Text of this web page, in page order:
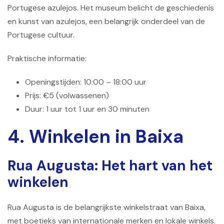
Portugese azulejos. Het museum belicht de geschiedenis
en kunst van azulejos, een belangrijk onderdeel van de
Portugese cultuur.
Praktische informatie:
Openingstijden: 10:00 – 18:00 uur
Prijs: €5 (volwassenen)
Duur: 1 uur tot 1 uur en 30 minuten
4. Winkelen in Baixa
Rua Augusta: Het hart van het
winkelen
Rua Augusta is de belangrijkste winkelstraat van Baixa,
met boetieks van internationale merken en lokale winkels.